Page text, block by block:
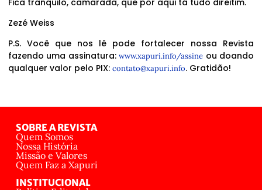
Zezé Weiss
P.S. Você que nos lê pode fortalecer nossa Revista
fazendo uma assinatura:www.xapuri.info/assine ou doando
qualquer valor pelo PIX: contato@xapuri.info. Gratidão!
SOBRE A REVISTA
Quem Somos
Nossa História
Missão e Valores
Quem Faz a Xapuri
INSTITUCIONAL